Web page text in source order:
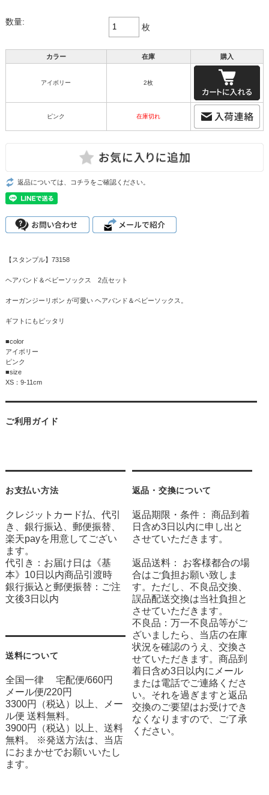
数量:
枚
カラー 在庫 購入
アイボリー 2枚
ピンク 在庫切れ
返品については、コチラをご確認ください。
【スタンプル】73158
ヘアバンド＆ベビーソックス 2点セット
オーガンジーリボン が可愛い ヘアバンド＆ベビーソックス。
ギフトにもピッタリ
■color
アイボリー
ピンク
■size
XS：9-11cm
ご利用ガイド
お支払い方法
クレジットカード払、代引
き、銀行振込、郵便振替、
楽天payを用意してござい
ます。
代引き：お届け日は《基
本》10日以内商品引渡時
銀行振込と郵便振替：ご注
文後3日以内
送料について
全国一律 宅配便/660円
メール便/220円
3300円（税込）以上、メー
ル便 送料無料。
3900円（税込）以上、送料
無料。 ※発送方法は、当店
におまかせでお願いいたし
ます。
返品・交換について
返品期限・条件： 商品到着
日含め3日以内に申し出と
させていただきます。
返品送料： お客様都合の場
合はご負担お願い致しま
す。ただし、不良品交換、
誤品配送交換は当社負担と
させていただきます。
不良品：万一不良品等がご
ざいましたら、当店の在庫
状況を確認のうえ、交換さ
せていただきます。商品到
着日含め3日以内にメール
または電話でご連絡くださ
い。それを過ぎますと返品
交換のご要望はお受けでき
なくなりますので、ご了承
ください。